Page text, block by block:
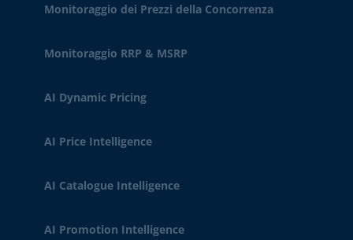
Monitoraggio dei Prezzi della Concorrenza
Monitoraggio RRP & MSRP
AI Dynamic Pricing
AI Price Intelligence
AI Catalogue Intelligence
AI Promotion Intelligence